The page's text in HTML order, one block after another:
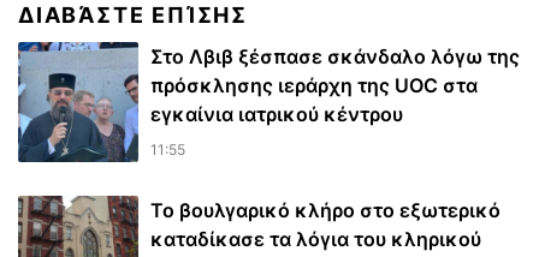
ΔΙΑΒΆΣΤΕ ΕΠΊΣΗΣ
Στο Λβιβ ξέσπασε σκάνδαλο λόγω της
πρόσκλησης ιεράρχη της UOC στα
εγκαίνια ιατρικού κέντρου
11:55
Το βουλγαρικό κλήρο στο εξωτερικό
καταδίκασε τα λόγια του κληρικού